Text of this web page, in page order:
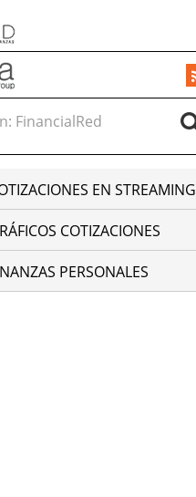
EN STREAMING
COTIZACIONES
PERSONALES